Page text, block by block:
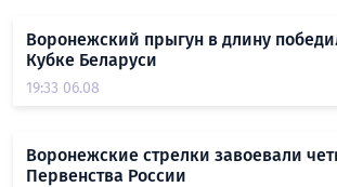
Воронежский прыгун в длину
Кубке Беларуси
19:33 06.08
Воронежские стрелки завоевали
Первенства России